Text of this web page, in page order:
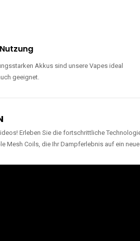
Akkus sind unsere Vapes ideal
geeignet.
Erleben Sie die fortschrittliche
Coils, die Ihr Dampferlebnis auf ein